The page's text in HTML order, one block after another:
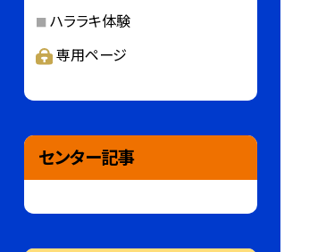
ハララキ体験
専用ページ
センター記事